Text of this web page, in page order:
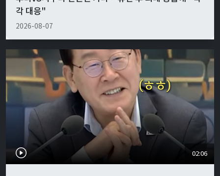
각 대응"
2026-08-07
02:06